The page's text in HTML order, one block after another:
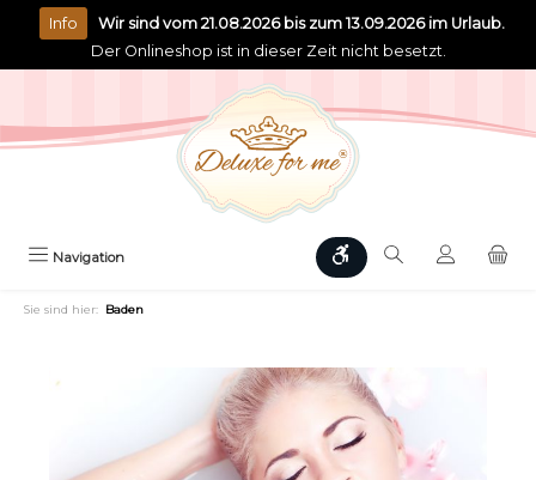
springen
Info
Wir sind vom 21.08.2026 bis zum 13.09.2026 im Urlaub.
Der Onlineshop ist in dieser Zeit nicht besetzt.
Navigation Werkzeugleiste anzeigen
Sie sind hier: Baden